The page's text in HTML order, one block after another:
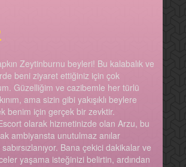
Zeytinburnu beyleri! Bu kalabalık ve
beni ziyaret ettiğiniz için çok
Güzelliğim ve cazibemle her türlü
ama sizin gibi yakışıklı beylere
benim için gerçek bir zevktir.
olarak hizmetinizde olan Arzu, bu
ambiyansta unutulmaz anılar
Bana çekici dakikalar ve
yaşama isteğinizi belirtin, ardından